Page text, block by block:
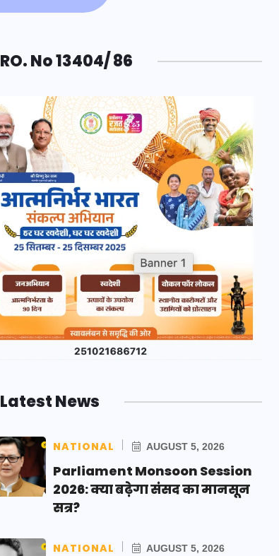
RO. No 13404/ 86
Latest News
NATIONAL AUGUST 5, 2026
Parliament Monsoon Session
2026: क्या बढ़ेगा संसद का मानसून
सत्र?
NATIONAL AUGUST 5, 2026